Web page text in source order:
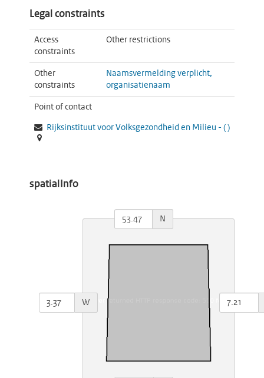
Legal constraints
Access
constraints
Other restrictions
Other
constraints
Naamsvermelding verplicht,
organisatienaam
Point of contact
Rijksinstituut voor Volksgezondheid en Milieu - ( )
spatialInfo
N
W